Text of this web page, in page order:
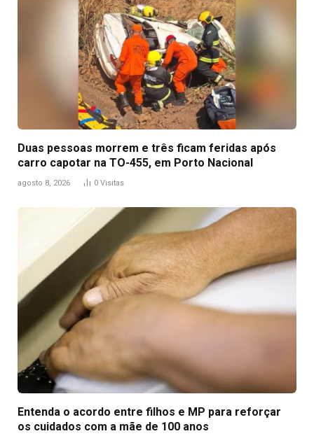
Duas pessoas morrem e três ficam feridas após
carro capotar na TO-455, em Porto Nacional
agosto 8, 2026 0 Visitas
Entenda o acordo entre filhos e MP para reforçar
os cuidados com a mãe de 100 anos